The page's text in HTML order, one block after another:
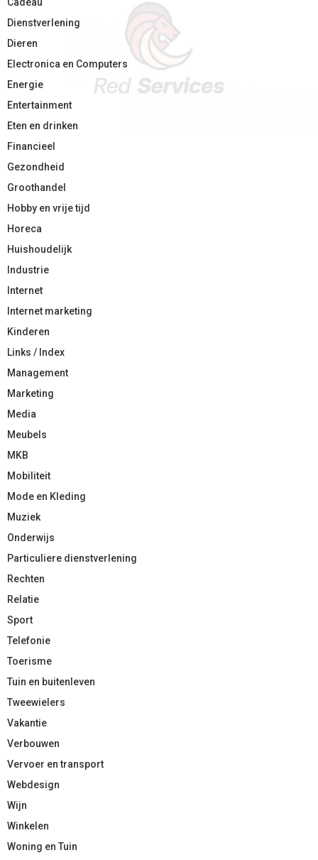
Dienstverlening
Dieren
Electronica en Computers
Energie
Entertainment
Eten en drinken
Financieel
Gezondheid
Groothandel
Hobby en vrije tijd
Horeca
Huishoudelijk
Industrie
Internet
Internet marketing
Kinderen
Links / Index
Management
Marketing
Media
Meubels
MKB
Mobiliteit
Mode en Kleding
Muziek
Onderwijs
Particuliere dienstverlening
Rechten
Relatie
Sport
Telefonie
Toerisme
Tuin en buitenleven
Tweewielers
Vakantie
Verbouwen
Vervoer en transport
Webdesign
Wijn
Winkelen
Woning en Tuin